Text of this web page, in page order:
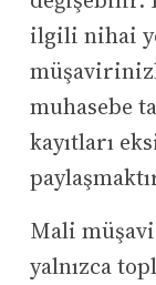
ilgili nihai
muhasebe
kayıtları
Mali
yalnızca